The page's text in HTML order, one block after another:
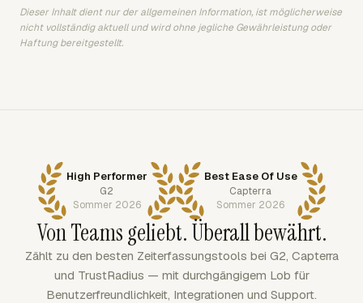
Dieser Inhalt dient nur der allgemeinen Information, ist möglicherweise
nicht vollständig aktuell und wird ohne jegliche Gewährleistung oder
Haftung bereitgestellt.
High Performer
G2
Sommer 2026
Best Ease Of Use
Capterra
Sommer 2026
Von Teams geliebt. Überall bewährt.
Zählt zu den besten Zeiterfassungstools bei G2, Capterra
und TrustRadius — mit durchgängigem Lob für
Benutzerfreundlichkeit, Integrationen und Support.